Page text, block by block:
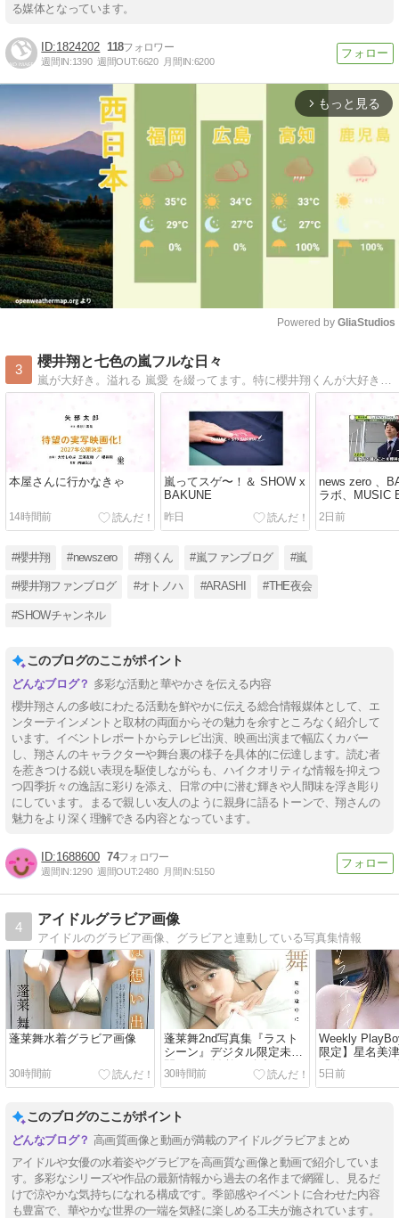
る媒体となっています。
1824202 118
週間IN:1390 週間OUT:6620 月間IN:6200
arrow_forward_ios もっと見る
Powered by GliaStudios
3
櫻井翔と七色の嵐フルな日々
嵐が大好き。溢れる 嵐愛 を綴ってます。特に櫻井翔くんが大好き、日々嵐の５人に癒されてます。
本屋さんに行かなきゃ
14時間前
嵐ってスゲ〜！＆ SHOW x
BAKUNE
昨日
news zero 、
ラボ、MUSIC
2026 in
2日前
#櫻井翔 #newszero #翔くん #嵐ファンブログ #嵐
#櫻井翔ファンブログ #オトノハ #ARASHI #THE夜会
#SHOWチャンネル
このブログのここがポイント
多彩な活動と華やかさを伝える内容
櫻井翔さんの多岐にわたる活動を鮮やかに伝える総合情報媒体として、エ
ンターテインメントと取材の両面からその魅力を余すところなく紹介して
います。イベントレポートからテレビ出演、映画出演まで幅広くカバー
し、翔さんのキャラクターや舞台裏の様子を具体的に伝達します。読む者
を惹きつける鋭い表現を駆使しながらも、ハイクオリティな情報を抑えつ
つ四季折々の逸話に彩りを添え、日常の中に潜む輝きや人間味を浮き彫り
にしています。まるで親しい友人のように親身に語るトーンで、翔さんの
魅力をより深く理解できる内容となっています。
1688600 74
週間IN:1290 週間OUT:2480 月間IN:5150
4
アイドルグラビア画像
アイドルのグラビア画像、グラビアと連動している写真集情報
蓬莱舞水着グラビア画像
30時間前
蓬莱舞2nd写真集『ラスト
シーン』デジタル限定未公
開カット版 旅の途中に
30時間前
Weekly
限定】星名美
「だってグラ
ル」
5日前
このブログのここがポイント
高画質画像と動画が満載のアイドルグラビアまとめ
アイドルや女優の水着姿やグラビアを高画質な画像と動画で紹介していま
す。多彩なシリーズや作品の最新情報から過去の名作まで網羅し、見るだ
けで涼やかな気持ちになれる構成です。季節感やイベントに合わせた内容
も豊富で、華やかな世界の一端を気軽に楽しめる工夫が施されています。